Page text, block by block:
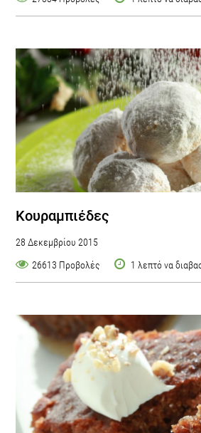
Κουραμπιέδες
28 Δεκεμβρίου 2015
26613 Προβολές
1 λεπτό να